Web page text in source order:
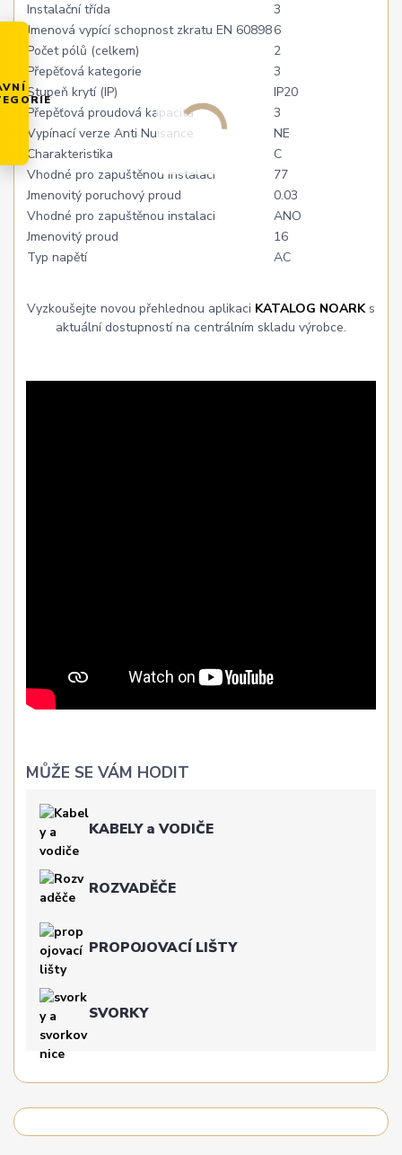
Instalační třída
3
Jmenová vypící schopnost zkratu EN 608986
Počet pólů (celkem)
2
Přepěťová kategorie
3
Stupeň krytí (IP)
IP20
Přepěťová proudová kapacita
3
Vypínací verze Anti Nuisance
NE
Charakteristika
C
Vhodné pro zapuštěnou instalaci
77
Jmenovitý poruchový proud
0.03
Vhodné pro zapuštěnou instalaci
ANO
Jmenovitý proud
16
Typ napětí
AC
Vyzkoušejte novou přehlednou aplikaci KATALOG NOARKs
aktuální dostupností na centrálním skladu výrobce.
MŮŽE SE VÁM HODIT
KABELY a VODIČE
ROZVADĚČE
PROPOJOVACÍ LIŠTY
SVORKY